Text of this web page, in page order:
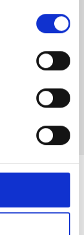
anche: